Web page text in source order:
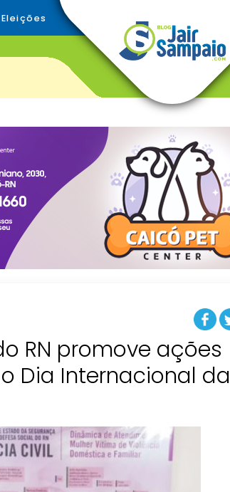
Eleições
RN promove ações
Dia Internacional da